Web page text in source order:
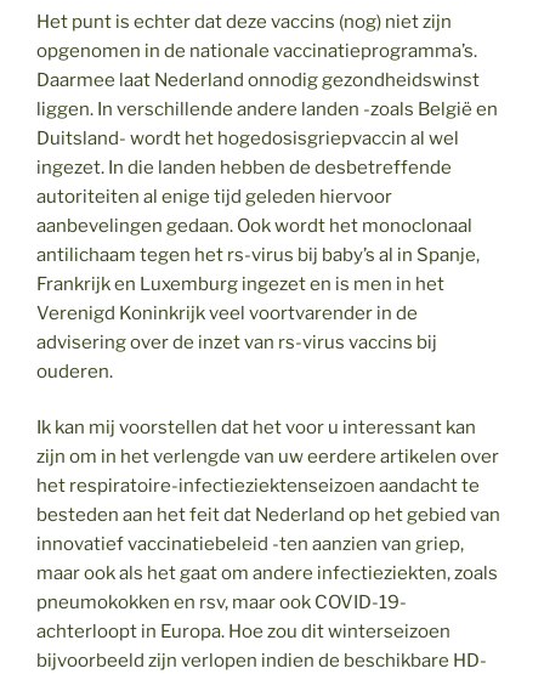
Het punt is echter dat deze vaccins (nog) niet zijn
opgenomen in de nationale vaccinatieprogramma’s.
Daarmee laat Nederland onnodig gezondheidswinst
liggen. In verschillende andere landen -zoals België en
Duitsland- wordt het hogedosisgriepvaccin al wel
ingezet. In die landen hebben de desbetreffende
autoriteiten al enige tijd geleden hiervoor
aanbevelingen gedaan. Ook wordt het monoclonaal
antilichaam tegen het rs-virus bij baby’s al in Spanje,
Frankrijk en Luxemburg ingezet en is men in het
Verenigd Koninkrijk veel voortvarender in de
advisering over de inzet van rs-virus vaccins bij
ouderen.
Ik kan mij voorstellen dat het voor u interessant kan
zijn om in het verlengde van uw eerdere artikelen over
het respiratoire-infectieziektenseizoen aandacht te
besteden aan het feit dat Nederland op het gebied van
innovatief vaccinatiebeleid -ten aanzien van griep,
maar ook als het gaat om andere infectieziekten, zoals
pneumokokken en rsv, maar ook COVID-19-
achterloopt in Europa. Hoe zou dit winterseizoen
bijvoorbeeld zijn verlopen indien de beschikbare HD-